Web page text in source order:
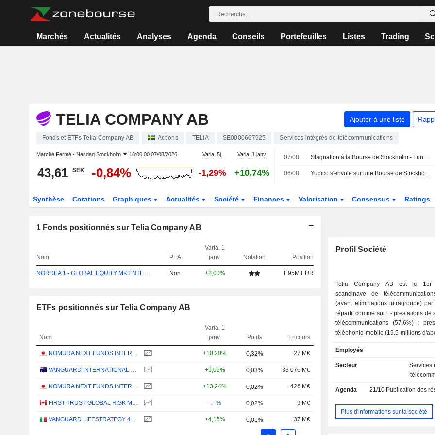
Marchés Actualités Analyses Agenda Conseils Portefeuilles Listes Trading
TELIA COMPANY AB Ajouter à une liste
Fonds et ETFs Telia Company AB Actions TELIA SE0000667925 Services intégrés de télécommunications
Marché Fermé - Nasdaq Stockholm 18:00:00 07/08/2026 Varia. 5j. Varia. 1 janv.
43,61 SEK -0,84% -1,29% +10,74%
07/08 Stagnation à la Bourse de Stockholm - Lundin Gold progresse après ses résultats
06/08 Yubico s'envole sur une Bourse de Stockholm atone, l'indice OMXS30 inchangé
Synthèse Cotations Graphiques Actualités Société Finances Valorisation Consensus Ratings
1Fonds positionnés sur Telia Company AB
Nom PEA
Varia. 1
janv.
Notation Position
NORDEA 1 - GLOBAL EQUITY MKT NTL BI EUR Non +2,00% 1.95M EUR
ETFs positionnés sur Telia Company AB
Nom
Varia. 1
janv.
Poids Encours
NOMURA NEXT FUNDS INTERNATIONAL EQUITY MSCI-KOKUSAI (YEN-HEDGED) ETF - JPY +10,20% 0,32% 27 M€
VANGUARD INTERNATIONAL EQUITY INDEX FUNDS - VANGUARD FTSE ALL-WORLD EX-US ETF +9,06% 0,03% 33 076 M€
NOMURA NEXT FUNDS INTERNATIONAL EQUITY MSCI-KOKUSAI (UNHEDGED) ETF - JPY +13,24% 0,02% 426 M€
FIRST TRUST GLOBAL RISK MANAGED INCOME INDEX ETF - CAD -.--% 0,02% 9 M€
VANGUARD LIFESTRATEGY 40% EQUITY UCITS ETF - DISTRIBUTING - EUR +4,16% 0,01% 37 M€
Profil Société
Telia Company AB est le 1er
scandinave de
(avant éliminations intragroupe) par
répartit comme suit : - prestations de services de
télécommunications (57,6%) :
téléphonie mobile (19,5 millions
d'abonnés), de transmission
(2,7 millions), d'accès à Internet haut
de services médias (7,9%) :
TV4, C More et MTV) ; - autres (18,7%). La
répartition géographique du CA est la
Employés
Secteur
Services
Agenda 21/10 Publication des résultats
Plus d'informations sur la société